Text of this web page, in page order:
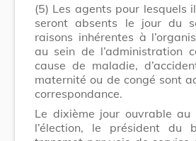
(5) Les agents pour lesquels
seront absents le jour du
raisons inhérentes à
au sein de l’administration
cause de maladie,
maternité ou de congé sont
correspondance.
Le dixième jour ouvrable
l’élection, le président du